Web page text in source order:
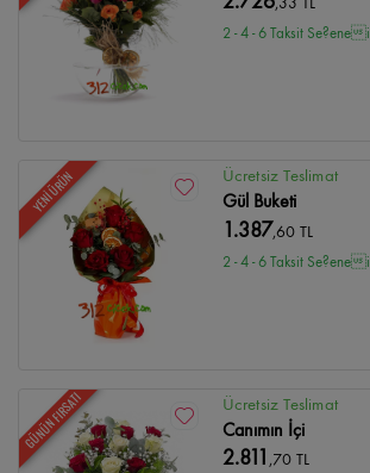
2 - 4 - 6 Taksit Se?enei
YENİ ÜRÜN Ücretsiz Teslimat
Gül Buketi
1.387,60 TL
2 - 4 - 6 Taksit Se?enei
GÜNÜN FIRSATI Ücretsiz Teslimat
Canımın İçi
2.811 ,70 TL